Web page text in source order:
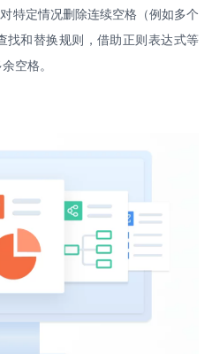
特定情况删除连续空格（例如多个
找和替换规则，借助正则表达式等
空格。